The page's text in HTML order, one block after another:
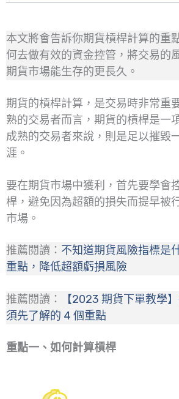
本文將會告訴你期貨槓桿計算的重
何去做有效的資金控管，將交易的
期貨市場能生存的更長久。
期貨的槓桿計算，是交易時非常重
熟的交易者而言，期貨的槓桿是一
成熟的交易者來說，則是足以摧毀
涯。
要在期貨市場中獲利，首先要學會
桿，避免因為超額的損失而提早被
市場。
推薦閱讀： 不知道期貨風險指標是
重點，降低超額虧損風險
推薦閱讀：
【2023 期貨下單教學
須先了解的 4 個重點
重點一、如何計算槓桿